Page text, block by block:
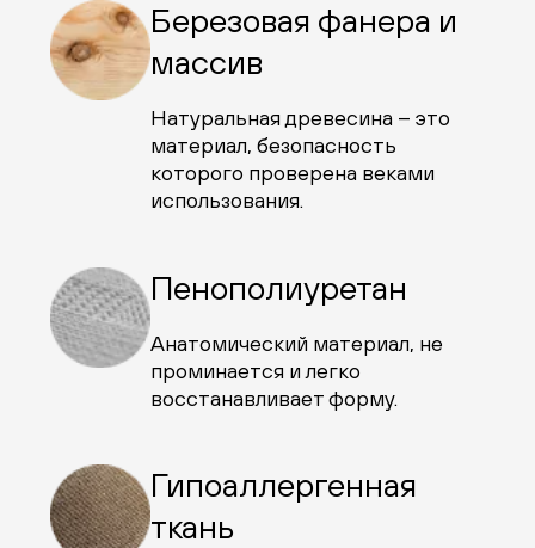
Березовая фанера и
массив
Натуральная древесина – это
материал, безопасность
которого проверена веками
использования.
Пенополиуретан
Анатомический материал, не
проминается и легко
восстанавливает форму.
Гипоаллергенная
ткань